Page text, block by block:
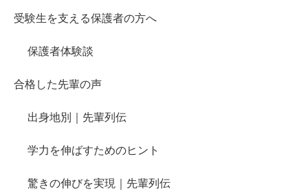
受験生を支える保護者の方へ
保護者体験談
合格した先輩の声
出身地別｜先輩列伝
学力を伸ばすためのヒント
驚きの伸びを実現｜先輩列伝